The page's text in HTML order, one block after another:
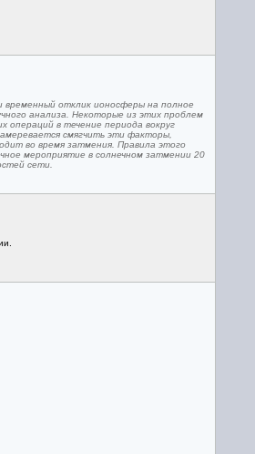
временный отклик ионосферы на полное
анализа. Некоторые из этих проблем
в течение периода вокруг
смягчить эти факторы,
во время затмения. Правила этого
мероприятие в солнечном затмении 20
сети.